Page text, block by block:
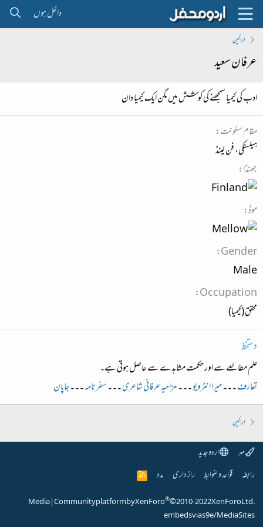
داخل ہوں
اراکین
عرفان سعید
ادب کی کیمیا سمجھنے کی کوشش میں مگن ایک کیمیا دان
مقام سکونت
ہیلسنکی، فن لینڈ
جھنڈا
موڈ
Gender
Male
Occupation
محقق (کیمیا)
دستخط
علم مطالعے سے اور حکمت مشاہدے سے حاصل ہوتی ہے۔
تعارف۔۔۔میرا انٹرویو۔۔۔مزاحیہ عرفانی شاعری۔۔۔سفر نامہ۔۔۔جاپان
اراکین
مہر
اردو جدید
رابطہ قواعد و ضوابط راز داری مدد
R
S
Community platform by XenForo®© 2010-2022 XenForo Ltd.
|
Media
embeds via s9e/MediaSites